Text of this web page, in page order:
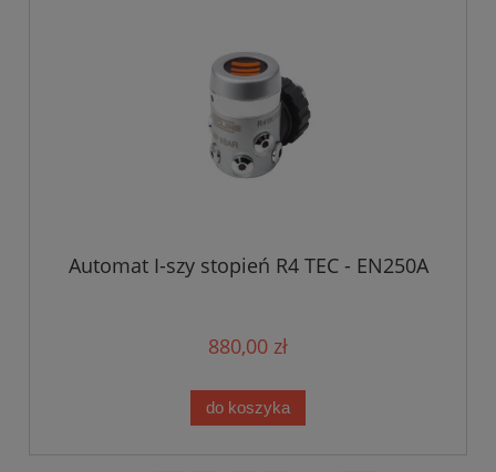
Automat I-szy stopień R4 TEC - EN250A
880,00 zł
do koszyka